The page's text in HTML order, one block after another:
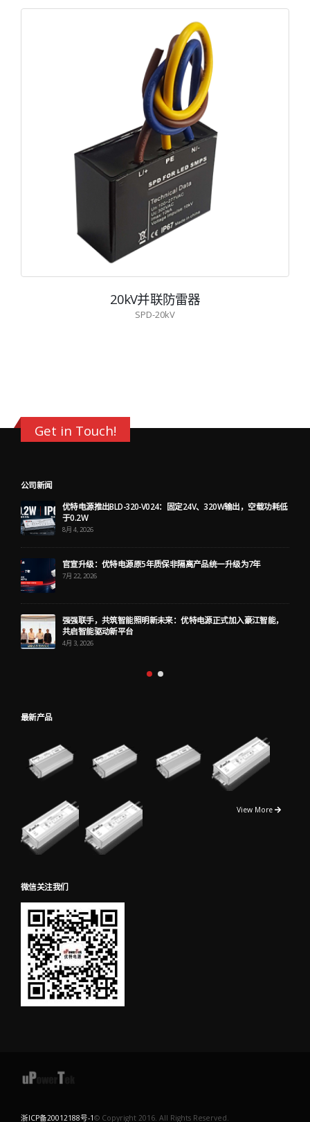
20kV并联防雷器
SPD-20kV
Get in Touch!
公司新闻
优特电源推出BLD-320-V024：固定24V、320W输出，空载功耗低
于0.2W
8月 4, 2026
官宣升级：优特电源原5年质保非隔离产品统一升级为7年
7月 22, 2026
强强联手，共筑智能照明新未来：优特电源正式加入豪江智能，
共启智能驱动新平台
4月 3, 2026
最新产品
View More
微信关注我们
浙ICP备20012188号-1© Copyright 2016. All Rights Reserved.